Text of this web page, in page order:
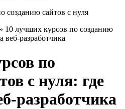
» 10 лучших курсов по созданию
веб-разработчика
по
с нуля: где
разработчика